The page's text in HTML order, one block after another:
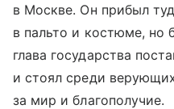
в Москве. Он прибыл
в пальто и костюме, но
глава государства
и стоял среди
за мир и благополучие.